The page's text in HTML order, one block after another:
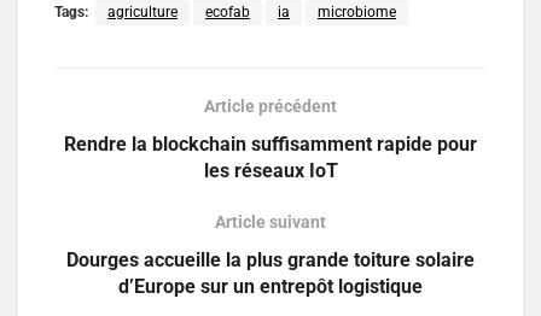
Tags: agriculture ecofab ia microbiome
Article précédent
Rendre la blockchain suffisamment rapide pour
les réseaux IoT
Article suivant
Dourges accueille la plus grande toiture solaire
d’Europe sur un entrepôt logistique